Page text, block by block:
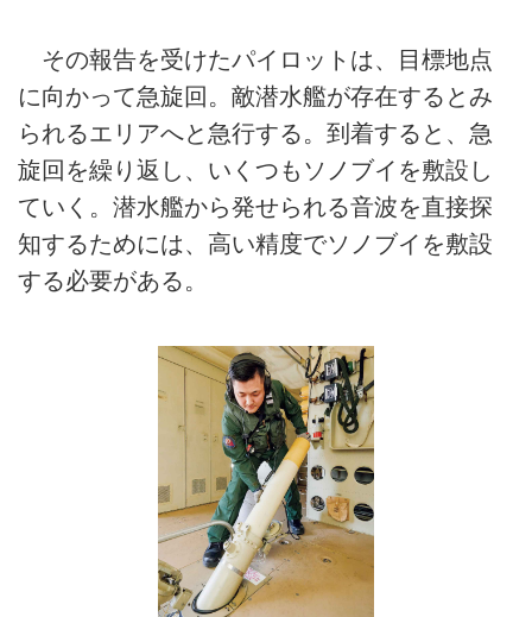
その報告を受けたパイロットは、目標地点
に向かって急旋回。敵潜水艦が存在するとみ
られるエリアへと急行する。到着すると、急
旋回を繰り返し、いくつもソノブイを敷設し
ていく。潜水艦から発せられる音波を直接探
知するためには、高い精度でソノブイを敷設
する必要がある。